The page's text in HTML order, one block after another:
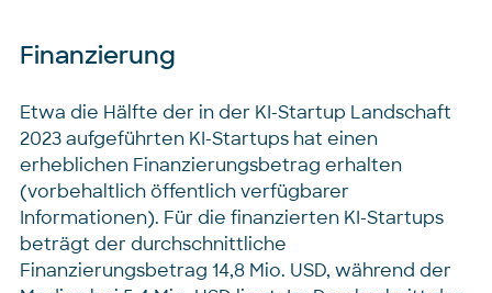
Finanzierung
Etwa die Hälfte der in der KI-Startup Landschaft
2023 aufgeführten KI-Startups hat einen
erheblichen Finanzierungsbetrag erhalten
(vorbehaltlich öffentlich verfügbarer
Informationen). Für die finanzierten KI-Startups
beträgt der durchschnittliche
Finanzierungsbetrag 14,8 Mio. USD, während der